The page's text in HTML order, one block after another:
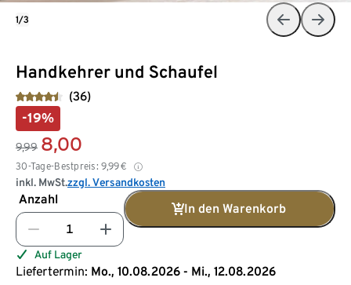
Handkehrer und Schaufel
(36)
-19%
9,99 8,00
30-Tage-Bestpreis: 9,99€
inkl. MwSt.zzgl. Versandkosten
Anzahl
In den Warenkorb
Auf Lager
Liefertermin: Mo., 10.08.2026 - Mi., 12.08.2026
1/3